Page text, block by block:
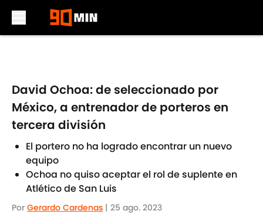
David Ochoa: de seleccionado por
México, a entrenador de porteros en
tercera división
El portero no ha logrado encontrar un nuevo
equipo
Ochoa no quiso aceptar el rol de suplente en
Atlético de San Luis
Por Gerardo Cardenas | 25 ago. 2023